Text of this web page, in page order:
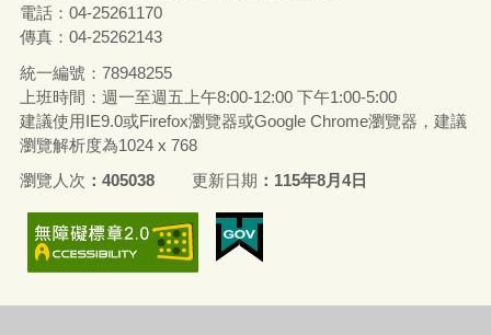
電話：04-25261170
傳真：04-25262143
統一編號：78948255
上班時間：週一至週五上午8:00-12:00 下午1:00-5:00
建議使用IE9.0或Firefox瀏覽器或Google Chrome瀏覽器，建議
瀏覽解析度為1024 x 768
瀏覽人次
405038 更新日期 115年8月4日